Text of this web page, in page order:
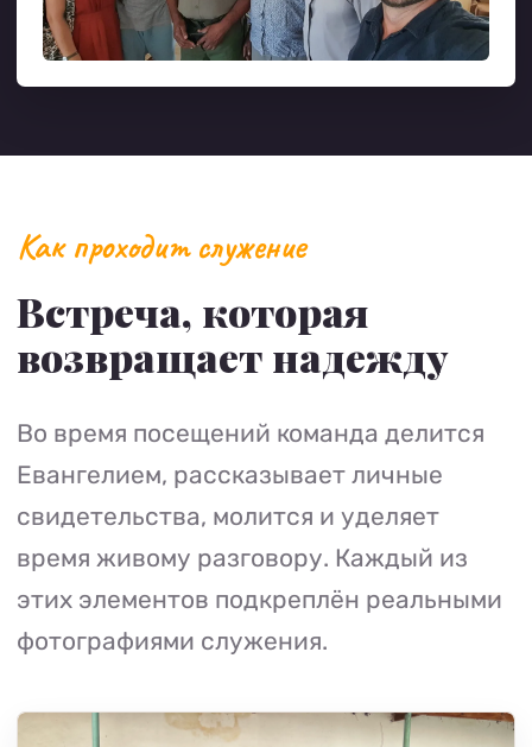
Как проходит служение
Встреча, которая
возвращает надежду
Во время посещений команда делится
Евангелием, рассказывает личные
свидетельства, молится и уделяет
время живому разговору. Каждый из
этих элементов подкреплён реальными
фотографиями служения.